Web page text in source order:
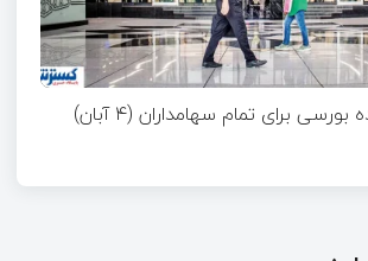
بورسی برای تمام سهامداران (۴ آبان)